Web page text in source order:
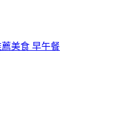
美食 早午餐